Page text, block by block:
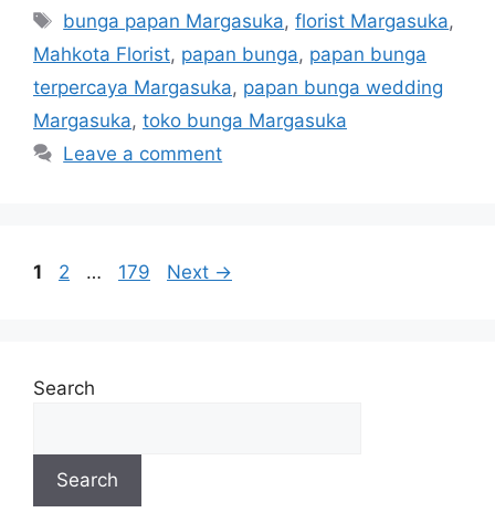
bunga papan Margasuka,florist Margasuka,
Mahkota Florist, papan bunga, papan bunga
terpercaya Margasuka, papan bunga wedding
Margasuka, toko bunga Margasuka
Leave a comment
1 2 … 179 Next →
Search
Search